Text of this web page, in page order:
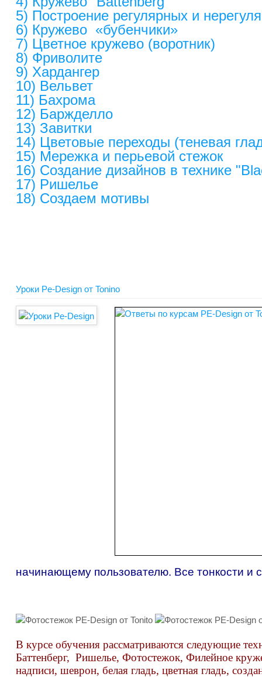
5) Построение регулярных и
6) Кружево «бубенчики»
7) Цветное кружево (воротник)
8) Фриволите
9) Хардангер
10) Вельвет
11) Бахрома
12) Баржделло
13) Завитки
14) Цветовые переходы (теневая
15) Мережка и перьевой стежок
16) Создание дизайнов в технике
17) Ришелье
18) Создаем мотивы
Уроки Pe-Design от Tonino
начинающему пользователю. Все тонкости и
В курсе обучения рассматриваются следующие
Баттенберг, Ришелье, Фотостежок, Филейное
надписи, шеврон, белая гладь, цветная гладь,